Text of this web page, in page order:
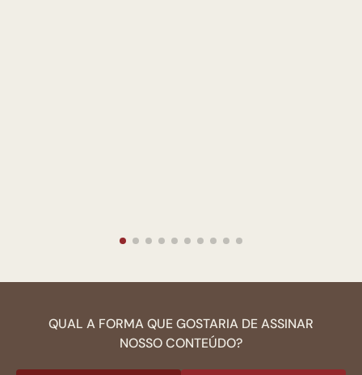
QUAL A FORMA QUE GOSTARIA DE ASSINAR
NOSSO CONTEÚDO?